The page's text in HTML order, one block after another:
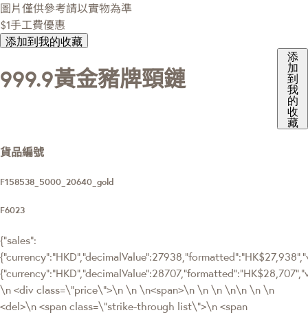
圖片僅供參考請以實物為準
$1手工費優惠
添加到我的收藏
999.9黃金豬牌頸鏈
添
加
到
我
的
收
藏
貨品編號
F158538_5000_20640_gold
F6023
{"sales":
\n <div class=\"price\">\n \n \n<span>\n \n \n \n\n \n \n
<del>\n <span class=\"strike-through list\">\n <span